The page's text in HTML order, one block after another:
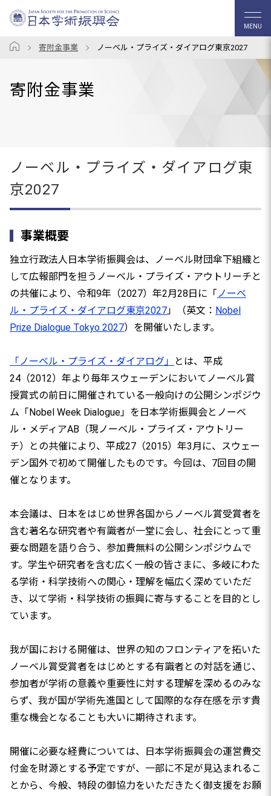
MENU
寄附金事業 ノーベル・プライズ・ダイアログ東京2027
寄附金事業
ノーベル・プライズ・ダイアログ東
京2027
事業概要
独立行政法人日本学術振興会は、ノーベル財団傘下組織と
して広報部門を担うノーベル・プライズ・アウトリーチと
の共催により、令和9年（2027）年2月28日に「 ノーベ
ル・プライズ・ダイアログ東京2027」（英文： Nobel
Prize Dialogue Tokyo 2027）を開催いたします。
「ノーベル・プライズ・ダイアログ」
とは、平成
24（2012）年より毎年スウェーデンにおいてノーベル賞
授賞式の前日に開催されている一般向けの公開シンポジウ
ム「Nobel Week Dialogue」を日本学術振興会とノーベ
ル・メディアAB（現ノーベル・プライズ・アウトリー
チ）との共催により、平成27（2015）年3月に、スウェー
デン国外で初めて開催したものです。今回は、7回目の開
催となります。
本会議は、日本をはじめ世界各国からノーベル賞受賞者を
含む著名な研究者や有識者が一堂に会し、社会にとって重
要な問題を語り合う、参加費無料の公開シンポジウムで
す。学生や研究者を含む広く一般の皆さまに、多岐にわた
る学術・科学技術への関心・理解を幅広く深めていただ
き、以て学術・科学技術の振興に寄与することを目的とし
ています。
我が国における開催は、世界の知のフロンティアを拓いた
ノーベル賞受賞者をはじめとする有識者との対話を通じ、
参加者が学術の意義や重要性に対する理解を深めるのみな
らず、我が国が学術先進国として国際的な存在感を示す貴
重な機会となることも大いに期待されます。
開催に必要な経費については、日本学術振興会の運営費交
付金を財源とする予定ですが、一部に不足が見込まれるこ
とから、今般、特段の御協力をいただきたく御支援をお願